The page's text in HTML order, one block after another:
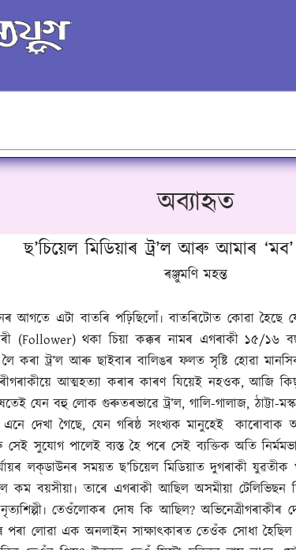
অব্যাহৃত
ছ’চিয়েল মিডিয়াৰ ট্ৰ’ল আৰু আমাৰ
ৰঞ্জুমণি মহন্ত
আগতে এটা বাতৰি পঢ়িছিলোঁ৷ বাতৰিটোত কোৱা হৈছে
(Follower)থকা চিয়া কক্কৰ নামৰ এগৰাকী ১৫/১৬
কৰা ট্ৰ’ল আৰু ছাইবাৰ বালিঙৰ ফলত সৃষ্টি হোৱা
আত্মহত্যা কৰাৰ কাৰণ যিয়েই নহওক,আজি
যেন বহু লোক গুৰুতৰভাৱে ট্ৰ’ল,গালি-গালাজ,ঠাট্টা-
এনে দেখা গৈছে, যেন গৰিষ্ঠ সংখ্যক মানুহেই
কাৰোবাক
সুযোগ পালেই ব্যস্ত হৈ পৰে সেই ব্যক্তিক অতি
লক্‌ডাউনৰ সময়ত ছ’চিয়েল মিডিয়াত দুগৰাকী যুৱতীক
কম বয়সীয়া৷ তাৰে এগৰাকী আছিল অসমীয়া টেলিভিছন
তেওঁলোকৰ দোষ কি আছিল?
লোৱা এক অনলাইন সাক্ষাৎকাৰত তেওঁক সোধা হৈছিল